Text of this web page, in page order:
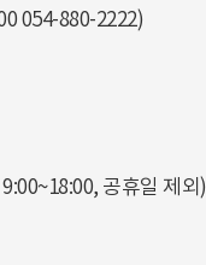
054-880-2222)
공휴일 제외)